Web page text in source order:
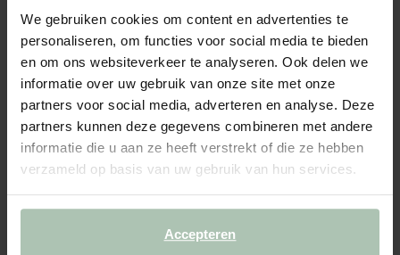
We gebruiken cookies om content en advertenties te
personaliseren, om functies voor social media te bieden
en om ons websiteverkeer te analyseren. Ook delen we
informatie over uw gebruik van onze site met onze
partners voor social media, adverteren en analyse. Deze
partners kunnen deze gegevens combineren met andere
informatie die u aan ze heeft verstrekt of die ze hebben
verzameld op basis van uw gebruik van hun services.
Accepteren
modulaire onderdelen, zodat je de bank precies kunt
samenstellen naar jouw wensen en de ruimte die je hebt. Door
de...Lees meer
1 Model: 4 zits chaise longue... (1x) 4 zits chaise longue... (1x)
+ opties
3 Extra's + toevoegen